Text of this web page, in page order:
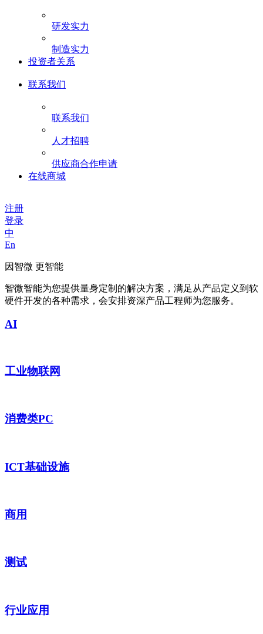
研发实力
制造实力
投资者关系
联系我们
联系我们
人才招聘
供应商合作申请
在线商城
注册
登录
中
En
因智微 更智能
智微智能为您提供量身定制的解决方案，满足从产品定义到软
硬件开发的各种需求，会安排资深产品工程师为您服务。
AI
工业物联网
消费类PC
ICT基础设施
商用
测试
行业应用